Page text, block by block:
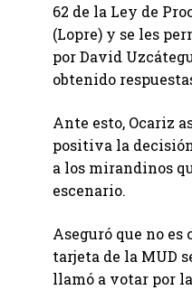
62 de la Ley de
(Lopre) y se les
por David
obtenido
Ante esto, Ocariz
positiva la
a los mirandinos
escenario.
Aseguró que no
tarjeta de la MUD
llamó a votar por